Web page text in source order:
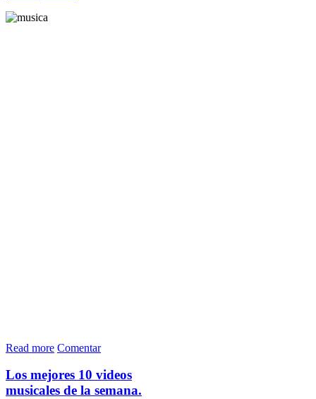
Read more Comentar
Los mejores 10 videos
musicales de la semana.